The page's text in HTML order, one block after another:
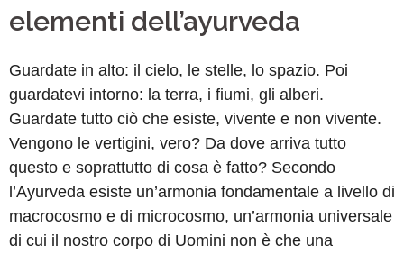
elementi dell’ayurveda
Guardate in alto: il cielo, le stelle, lo spazio. Poi
guardatevi intorno: la terra, i fiumi, gli alberi.
Guardate tutto ciò che esiste, vivente e non vivente.
Vengono le vertigini, vero? Da dove arriva tutto
questo e soprattutto di cosa è fatto? Secondo
l’Ayurveda esiste un’armonia fondamentale a livello di
macrocosmo e di microcosmo, un’armonia universale
di cui il nostro corpo di Uomini non è che una